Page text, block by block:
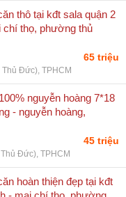
thô tại kđt sala quận 2
chí thọ, phường thủ
tphcm
65 triệu
Đức), TPHCM
nguyễn hoàng 7*18
- nguyễn hoàng,
thủ đức), tphcm
45 triệu
Đức), TPHCM
hoàn thiện đẹp tại kđt